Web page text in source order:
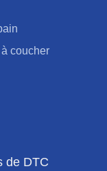
coucher
de DTC